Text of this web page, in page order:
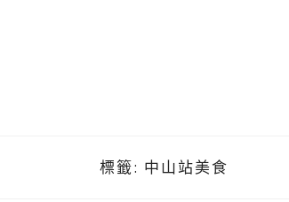
標籤: 中山站美食